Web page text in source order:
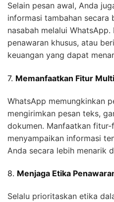
Selain pesan awal, Anda
informasi tambahan secara
nasabah melalui
penawaran khusus, atau
keuangan yang dapat
7. Memanfaatkan Fitur
WhatsApp memungkinkan
mengirimkan pesan teks,
dokumen. Manfaatkan
menyampaikan informasi
Anda secara lebih menarik
8. Menjaga Etika
Selalu prioritaskan etika